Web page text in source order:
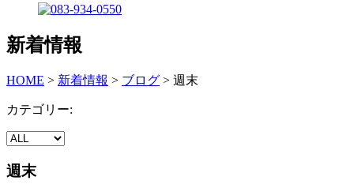
新着情報
HOME > 新着情報 > ブログ > 週末
カテゴリー:
週末